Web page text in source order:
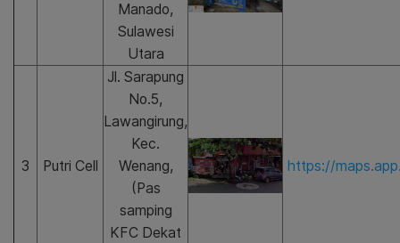
Manado,
Sulawesi
Utara
3 Putri Cell
Jl. Sarapung
No.5,
Lawangirung,
Kec.
Wenang,
(Pas
samping
KFC Dekat
https://